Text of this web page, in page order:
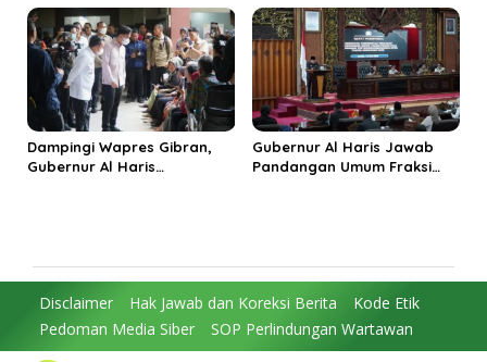
Kabupaten Tanjungjabung
Timur
Penguatan Kinerja dan
Integritas
Dampingi Wapres Gibran,
Gubernur Al Haris
Gubernur Al Haris Jawab
Pandangan Umum Fraksi
Disclaimer Hak Jawab dan Koreksi Berita
Kode Etik
Pedoman Media Siber
SOP Perlindungan Wartawan